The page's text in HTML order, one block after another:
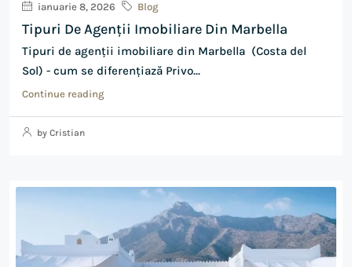
ianuarie 8, 2026 Blog
Tipuri De Agenții Imobiliare Din Marbella
Tipuri de agenții imobiliare din Marbella (Costa del
Sol) - cum se diferențiază Privo...
Continue reading
by Cristian